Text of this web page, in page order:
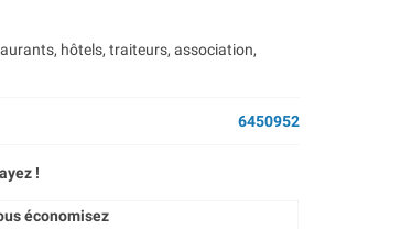
hôtels, traiteurs, association,
6450952
!
économisez